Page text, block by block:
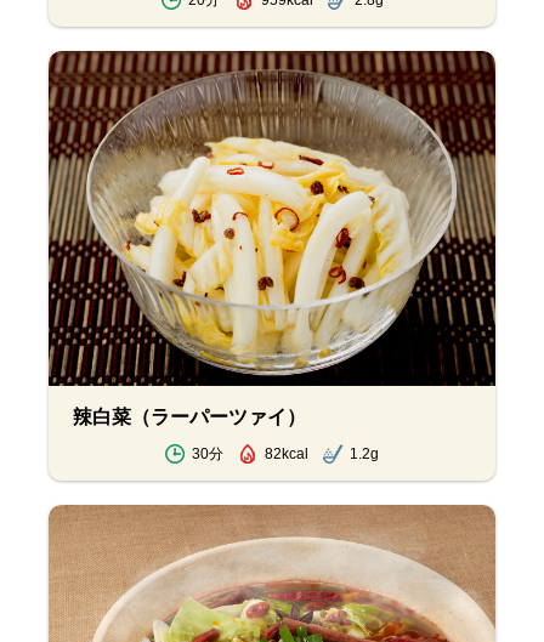
辣白菜（ラーパーツァイ）
30分 82kcal 1.2g